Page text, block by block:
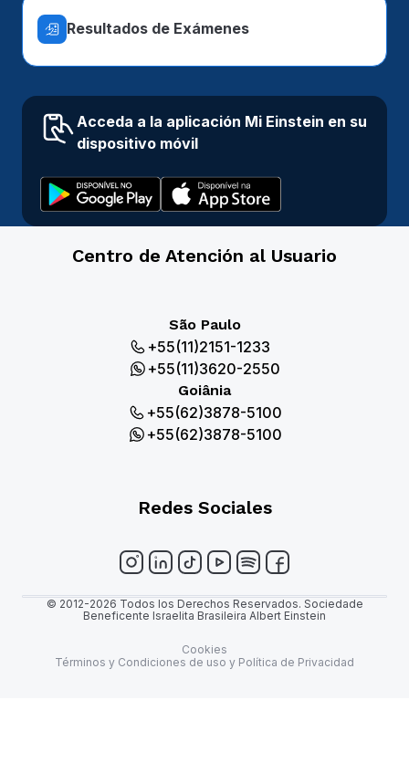
Resultados de Exámenes
Acceda a la aplicación Mi Einstein en su
dispositivo móvil
Centro de Atención al Usuario
São Paulo
+55(11)2151-1233
+55(11)3620-2550
Goiânia
+55(62)3878-5100
+55(62)3878-5100
Redes Sociales
© 2012-2026 Todos los Derechos Reservados. Sociedade
Beneficente Israelita Brasileira Albert Einstein
Cookies
Términos y Condiciones de uso y Política de Privacidad